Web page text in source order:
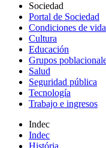
Sociedad
Portal de Sociedad
Condiciones de vida
Cultura
Educación
Grupos
Salud
Seguridad pública
Tecnología
Trabajo e ingresos
Indec
Indec
História